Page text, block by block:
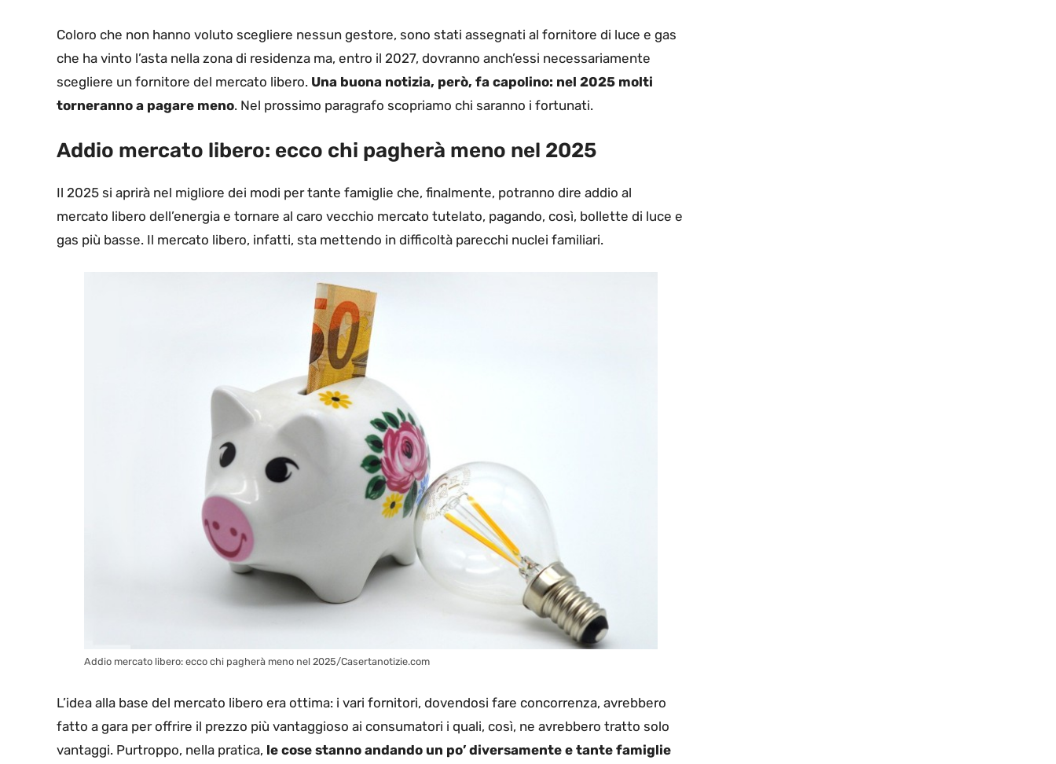
Coloro che non hanno voluto scegliere nessun gestore, sono stati assegnati al fornitore di luce e gas
che ha vinto l’asta nella zona di residenza ma, entro il 2027, dovranno anch’essi necessariamente
scegliere un fornitore del mercato libero. Una buona notizia, però, fa capolino: nel 2025 molti
torneranno a pagare meno. Nel prossimo paragrafo scopriamo chi saranno i fortunati.
Addio mercato libero: ecco chi pagherà meno nel 2025
Il 2025 si aprirà nel migliore dei modi per tante famiglie che, finalmente, potranno dire addio al
mercato libero dell’energia e tornare al caro vecchio mercato tutelato, pagando, così, bollette di luce e
gas più basse. Il mercato libero, infatti, sta mettendo in difficoltà parecchi nuclei familiari.
Addio mercato libero: ecco chi pagherà meno nel 2025/Casertanotizie.com
L’idea alla base del mercato libero era ottima: i vari fornitori, dovendosi fare concorrenza, avrebbero
fatto a gara per offrire il prezzo più vantaggioso ai consumatori i quali, così, ne avrebbero tratto solo
vantaggi. Purtroppo, nella pratica, le cose stanno andando un po’ diversamente e tante famiglie